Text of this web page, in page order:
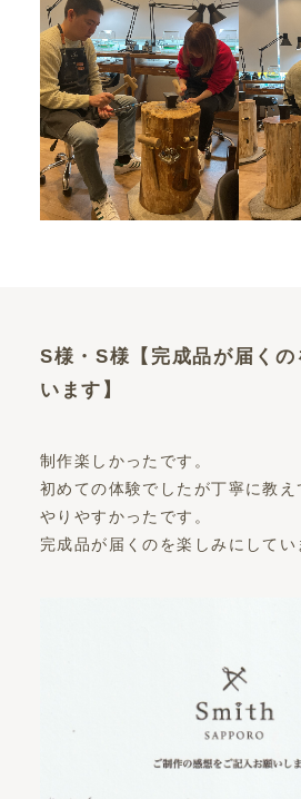
S様・S様【完成品が届く
います】
制作楽しかったです。
初めての体験でしたが丁寧に教え
やりやすかったです。
完成品が届くのを楽しみにしてい